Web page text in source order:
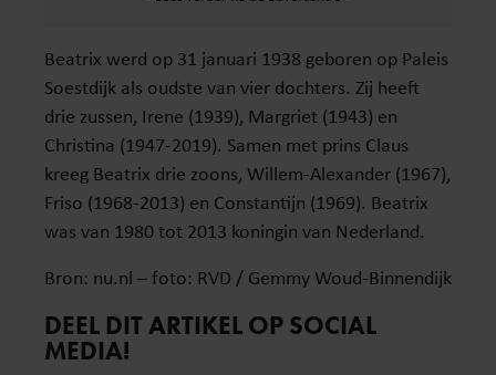
Beatrix werd op 31 januari 1938 geboren op Paleis
Soestdijk als oudste van vier dochters. Zij heeft
drie zussen, Irene (1939), Margriet (1943) en
Christina (1947-2019). Samen met prins Claus
kreeg Beatrix drie zoons, Willem-Alexander (1967),
Friso (1968-2013) en Constantijn (1969). Beatrix
was van 1980 tot 2013 koningin van Nederland.
Bron: nu.nl – foto: RVD / Gemmy Woud-Binnendijk
DEEL DIT ARTIKEL OP SOCIAL
MEDIA!